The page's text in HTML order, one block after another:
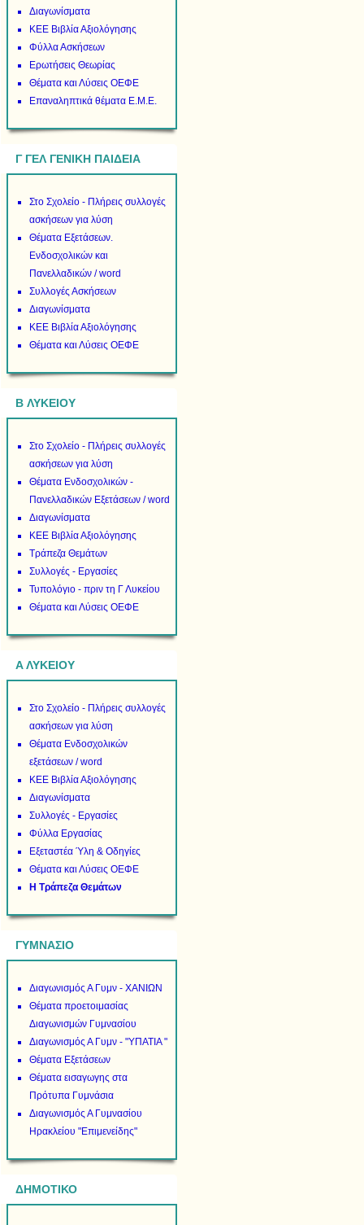
Διαγωνίσματα
ΚΕΕ Βιβλία Αξιολόγησης
Φύλλα Ασκήσεων
Ερωτήσεις Θεωρίας
Θέματα και Λύσεις ΟΕΦΕ
Επαναληπτικά θέματα Ε.Μ.Ε.
Γ ΓΕΛ ΓΕΝΙΚΗ ΠΑΙΔΕΙΑ
Στο Σχολείο - Πλήρεις συλλογές
ασκήσεων για λύση
Θέματα Εξετάσεων.
Ενδοσχολικών και
Πανελλαδικών / word
Συλλογές Ασκήσεων
Διαγωνίσματα
ΚΕΕ Βιβλία Αξιολόγησης
Θέματα και Λύσεις ΟΕΦΕ
B ΛΥΚΕΙΟΥ
Στο Σχολείο - Πλήρεις συλλογές
ασκήσεων για λύση
Θέματα Ενδοσχολικών -
Πανελλαδικών Εξετάσεων / word
Διαγωνίσματα
ΚΕΕ Βιβλία Αξιολόγησης
Τράπεζα Θεμάτων
Συλλογές - Εργασίες
Τυπολόγιο - πριν τη Γ Λυκείου
Θέματα και Λύσεις ΟΕΦΕ
Α ΛΥΚΕΙΟΥ
Στο Σχολείο - Πλήρεις συλλογές
ασκήσεων για λύση
Θέματα Ενδοσχολικών
εξετάσεων / word
ΚΕΕ Βιβλία Αξιολόγησης
Διαγωνίσματα
Συλλογές - Εργασίες
Φύλλα Εργασίας
Εξεταστέα Ύλη & Οδηγίες
Θέματα και Λύσεις ΟΕΦΕ
Η Τράπεζα Θεμάτων
ΓΥΜΝΑΣΙΟ
Διαγωνισμός Α Γυμν - ΧΑΝΙΩΝ
Θέματα προετοιμασίας
Διαγωνισμών Γυμνασίου
Διαγωνισμός Α Γυμν - "ΥΠΑΤΙΑ "
Θέματα Εξετάσεων
Θέματα εισαγωγης στα
Πρότυπα Γυμνάσια
Διαγωνισμός Α Γυμνασίου
Ηρακλείου "Επιμενείδης"
ΔΗΜΟΤΙΚΟ